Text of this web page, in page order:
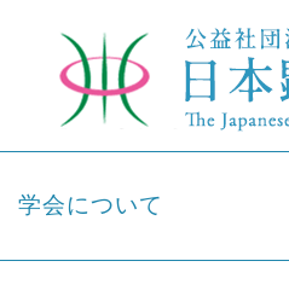
学会について